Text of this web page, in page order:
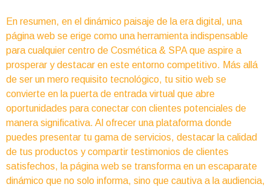
En resumen, en el dinámico paisaje de la era digital, una
página web se erige como una herramienta indispensable
para cualquier centro de Cosmética & SPA que aspire a
prosperar y destacar en este entorno competitivo. Más allá
de ser un mero requisito tecnológico, tu sitio web se
convierte en la puerta de entrada virtual que abre
oportunidades para conectar con clientes potenciales de
manera significativa. Al ofrecer una plataforma donde
puedes presentar tu gama de servicios, destacar la calidad
de tus productos y compartir testimonios de clientes
satisfechos, la página web se transforma en un escaparate
dinámico que no solo informa, sino que cautiva a la audiencia,